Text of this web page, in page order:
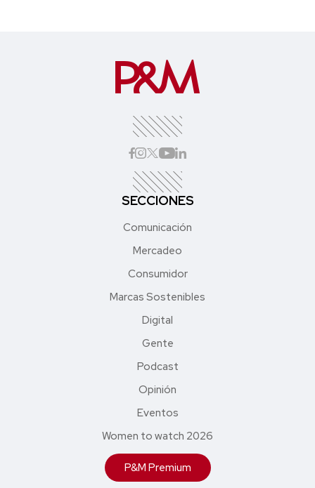
SECCIONES
Comunicación
Mercadeo
Consumidor
Marcas Sostenibles
Digital
Gente
Podcast
Opinión
Eventos
Women to watch 2026
P&M Premium